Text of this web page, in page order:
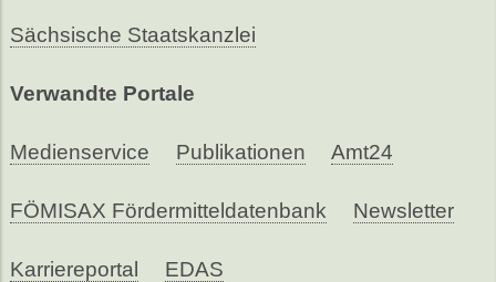
Sächsische Staatskanzlei
Verwandte Portale
Medienservice Publikationen Amt24
FÖMISAX Fördermitteldatenbank Newsletter
Karriereportal EDAS